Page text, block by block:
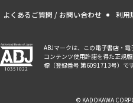
よくあるご質問 / お問い合わせ 利用
ABJマークは、この電子書店・
コンテンツ使用許諾を得た正規
標（登録番号 第6091713号）です
© KADOKAWA